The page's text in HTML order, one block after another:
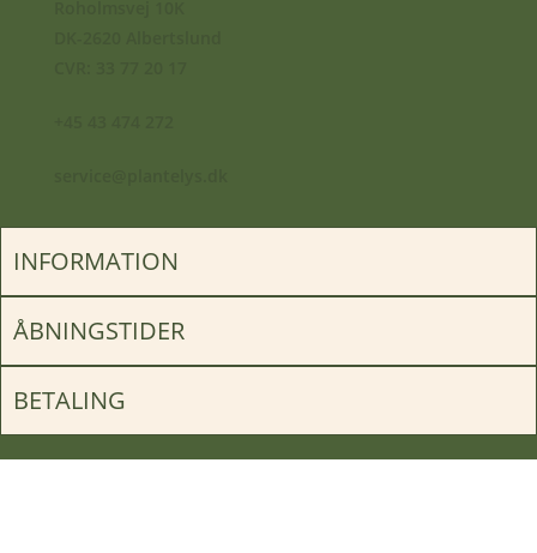
INFORMATION
ÅBNINGSTIDER
BETALING